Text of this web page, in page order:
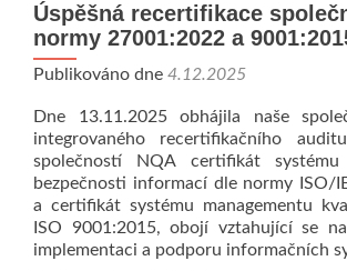
Úspěšná recertifikace
normy 27001:2022 a
Publikováno dne 4.12.2025
Dne 13.11.2025 obhájila naše
integrovaného recertifikačního
společností NQA certifikát systému
bezpečnosti informací dle normy ISO/
a certifikát systému managementu
ISO 9001:2015, obojí vztahující se
implementaci a podporu informačních